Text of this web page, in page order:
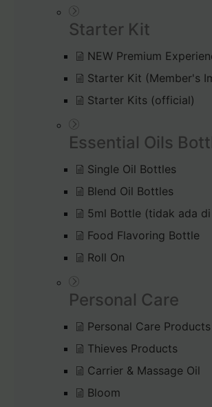
Starter Kit
NEW Premium
Starter Kit (Member's
Starter Kits (official)
Essential Oils
Single Oil Bottles
Blend Oil Bottles
5ml Bottle (tidak ada
Food Flavoring Bottle
Roll On
Personal Care
Personal Care Products
Thieves Products
Carrier & Massage Oil
Bloom